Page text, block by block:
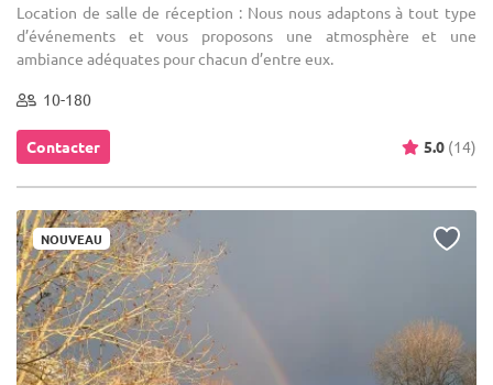
Location de salle de réception : Nous nous adaptons à tout type
d’événements et vous proposons une atmosphère et une
ambiance adéquates pour chacun d’entre eux.
10-180
Contacter 5.0 (14)
NOUVEAU